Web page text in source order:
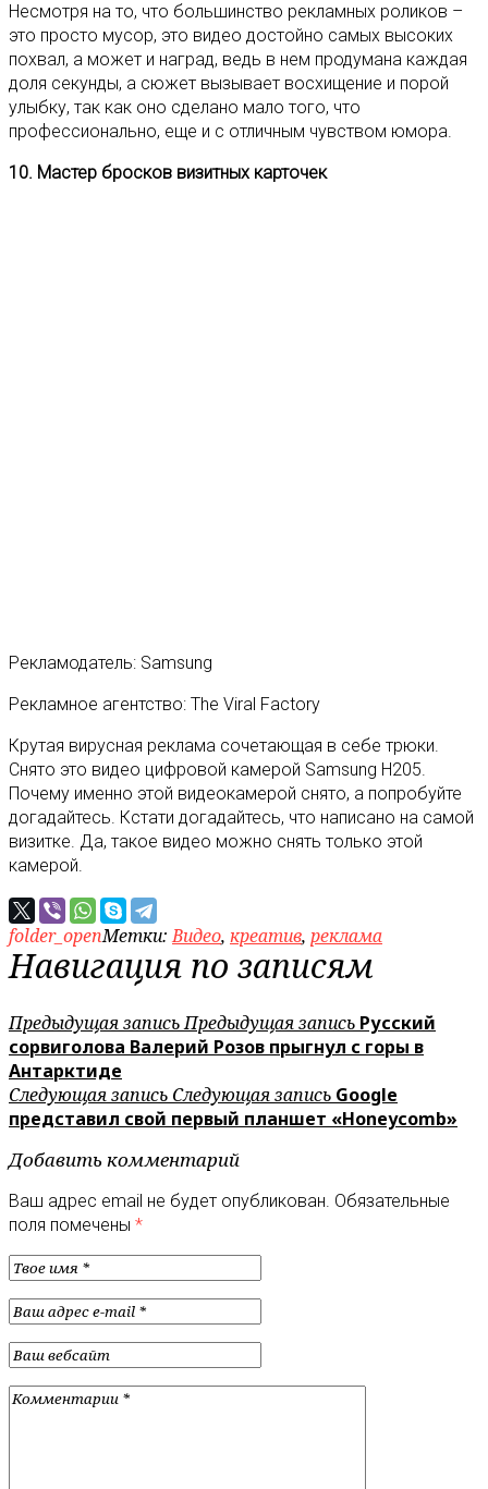
Несмотря на то, что большинство рекламных роликов –
это просто мусор, это видео достойно самых высоких
похвал, а может и наград, ведь в нем продумана каждая
доля секунды, а сюжет вызывает восхищение и порой
улыбку, так как оно сделано мало того, что
профессионально, еще и с отличным чувством юмора.
10. Мастер бросков визитных карточек
Рекламодатель: Samsung
Рекламное агентство: The Viral Factory
Крутая вирусная реклама сочетающая в себе трюки.
Снято это видео цифровой камерой Samsung H205.
Почему именно этой видеокамерой снято, а попробуйте
догадайтесь. Кстати догадайтесь, что написано на самой
визитке. Да, такое видео можно снять только этой
камерой.
folder_openМетки:Видео, креатив, реклама
Навигация по записям
Предыдущая записьПредыдущая запись Русский
сорвиголова Валерий Розов прыгнул с горы в
Антарктиде
Следующая запись Следующая запись Google
представил свой первый планшет «Honeycomb»
Добавить комментарий
Ваш адрес email не будет опубликован. Обязательные
поля помечены *